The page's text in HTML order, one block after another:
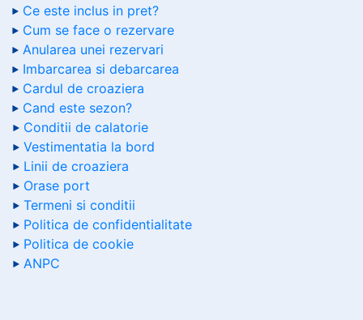
Ce este inclus in pret?
Cum se face o rezervare
Anularea unei rezervari
Imbarcarea si debarcarea
Cardul de croaziera
Cand este sezon?
Conditii de calatorie
Vestimentatia la bord
Linii de croaziera
Orase port
Termeni si conditii
Politica de confidentialitate
Politica de cookie
ANPC